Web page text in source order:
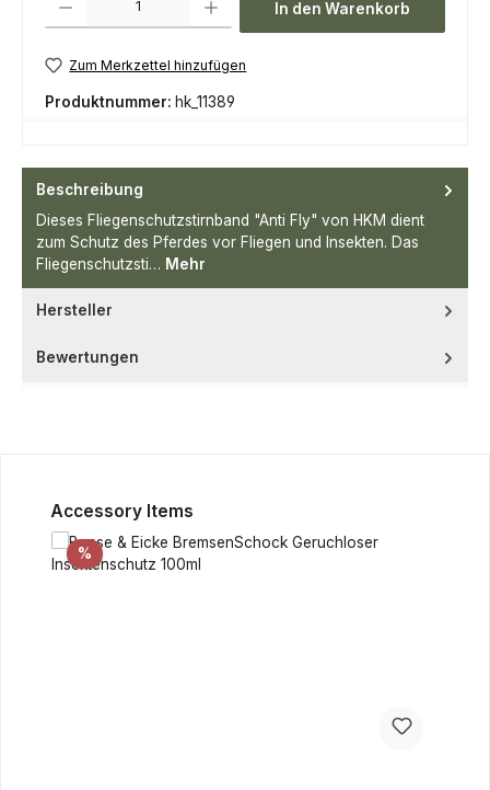
In den Warenkorb
Zum Merkzettel hinzufügen
Produktnummer: hk_11389
Beschreibung
Dieses Fliegenschutzstirnband "Anti Fly" von HKM dient
zum Schutz des Pferdes vor Fliegen und Insekten. Das
Fliegenschutzsti… Mehr
Hersteller
Bewertungen
Produktgalerie überspringen
Accessory Items
%Rabatt